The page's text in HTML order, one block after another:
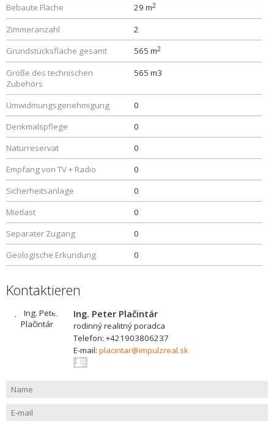
Bebaute Fläche
29 m2
Zimmeranzahl
2
Grundstücksfläche gesamt
565 m2
Größe des technischen
Zubehörs
565 m3
Umwidmungsgenehmigung
0
Denkmalspflege
0
Naturreservat
0
Empfang von TV + Radio
0
Sicherheitsanlage
0
Mietlast
0
Separater Zugang
0
Geologische Erkundung
0
Kontaktieren
Ing. Peter Plačintár
rodinný realitný poradca
Telefon: +421903806237
E-mail: placintar@impulzreal.sk